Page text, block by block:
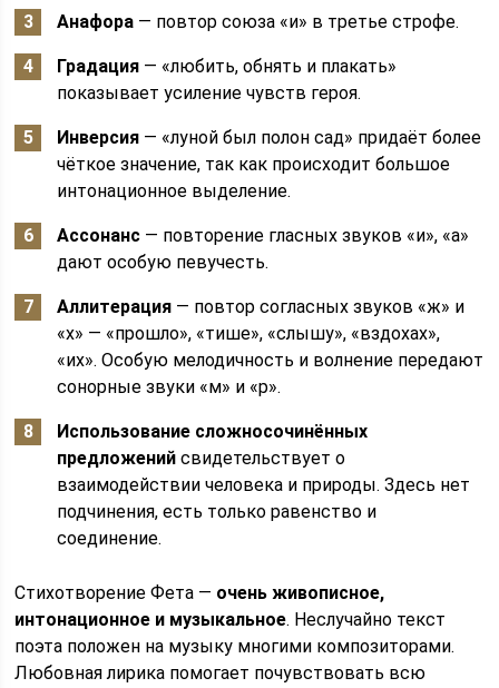
Анафора — повтор союза «и» в третье строфе.
Градация — «любить, обнять и плакать»
показывает усиление чувств героя.
Инверсия — «луной был полон сад» придаёт более
чёткое значение, так как происходит большое
интонационное выделение.
Ассонанс — повторение гласных звуков «и», «а»
дают особую певучесть.
Аллитерация — повтор согласных звуков «ж» и
«х» — «прошло», «тише», «слышу», «вздохах»,
«их». Особую мелодичность и волнение передают
сонорные звуки «м» и «р».
Использование сложносочинённых
предложений свидетельствует о
взаимодействии человека и природы. Здесь нет
подчинения, есть только равенство и
соединение.
Стихотворение Фета — очень живописное,
интонационное и музыкальное. Неслучайно текст
поэта положен на музыку многими композиторами.
Любовная лирика помогает почувствовать всю